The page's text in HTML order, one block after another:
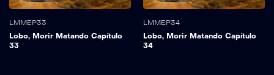
LMMEP33
Lobo, Morir Matando Capítulo
33
LMMEP34
Lobo, Morir Matando Capítulo
34